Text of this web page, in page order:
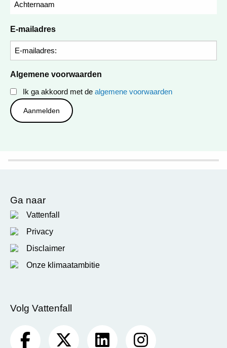
E-mailadres
Algemene voorwaarden
Ik ga akkoord met de algemene voorwaarden
Ga naar
Vattenfall
Privacy
Disclaimer
Onze klimaatambitie
Volg Vattenfall